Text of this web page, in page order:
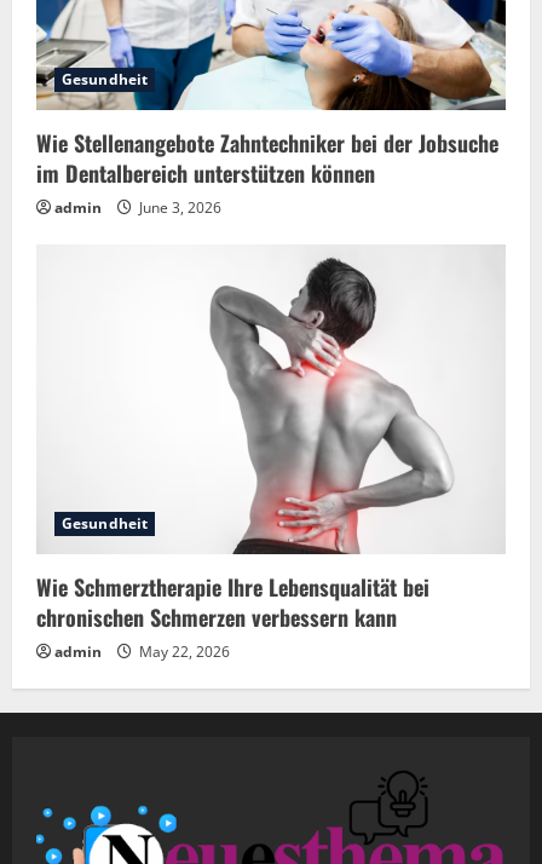
Gesundheit
Wie Stellenangebote Zahntechniker bei der Jobsuche
im Dentalbereich unterstützen können
admin June 3, 2026
Gesundheit
Wie Schmerztherapie Ihre Lebensqualität bei
chronischen Schmerzen verbessern kann
admin May 22, 2026